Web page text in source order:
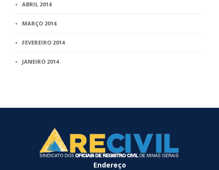
ABRIL 2014
MARÇO 2014
FEVEREIRO 2014
JANEIRO 2014
Endereço